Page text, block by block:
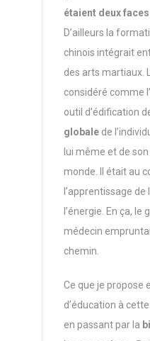
étaient deux
D’ailleurs la
chinois intégrait
des arts martiaux.
considéré comme
outil d’édification
globale de
lui même et de
monde. Il était au
l’apprentissage
l’énergie. En ça, le
médecin
chemin.
Ce que je propose
d’éducation à
en passant par la